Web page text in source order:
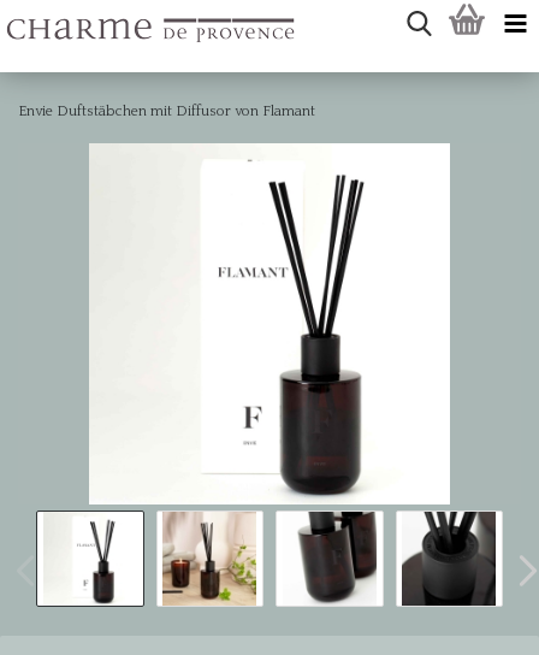
Envie Duftstäbchen mit Diffusor von Flamant